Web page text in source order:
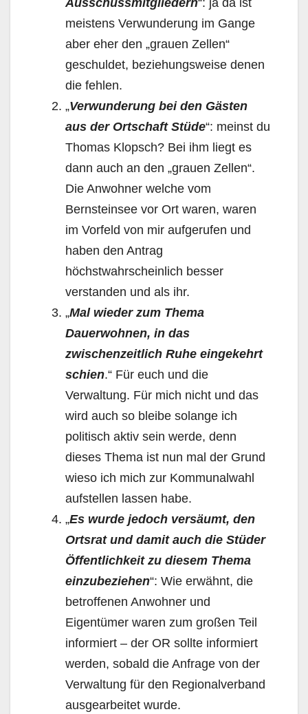
meistens Verwunderung im Gange
aber eher den „grauen Zellen“
geschuldet, beziehungsweise denen
die fehlen.
„Verwunderung bei den Gästen
aus der Ortschaft Stüde“: meinst du
Thomas Klopsch? Bei ihm liegt es
dann auch an den „grauen Zellen“.
Die Anwohner welche vom
Bernsteinsee vor Ort waren, waren
im Vorfeld von mir aufgerufen und
haben den Antrag
höchstwahrscheinlich besser
verstanden und als ihr.
„Mal wieder zum Thema
Dauerwohnen, in das
zwischenzeitlich Ruhe eingekehrt
schien.“ Für euch und die
Verwaltung. Für mich nicht und das
wird auch so bleibe solange ich
politisch aktiv sein werde, denn
dieses Thema ist nun mal der Grund
wieso ich mich zur Kommunalwahl
aufstellen lassen habe.
„Es wurde jedoch versäumt, den
Ortsrat und damit auch die Stüder
Öffentlichkeit zu diesem Thema
einzubeziehen“: Wie erwähnt, die
betroffenen Anwohner und
Eigentümer waren zum großen Teil
informiert – der OR sollte informiert
werden, sobald die Anfrage von der
Verwaltung für den Regionalverband
ausgearbeitet wurde.